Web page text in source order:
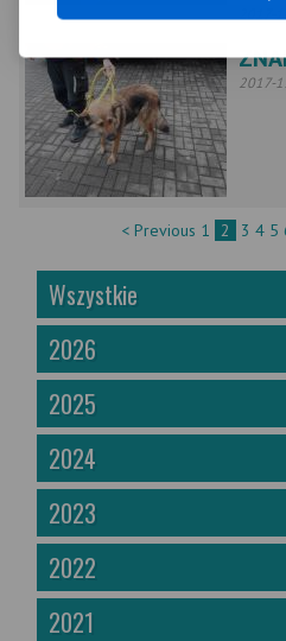
2017-
< Previous 1 2 3 4 5
Wszystkie
2026
2025
2024
2023
2022
2021